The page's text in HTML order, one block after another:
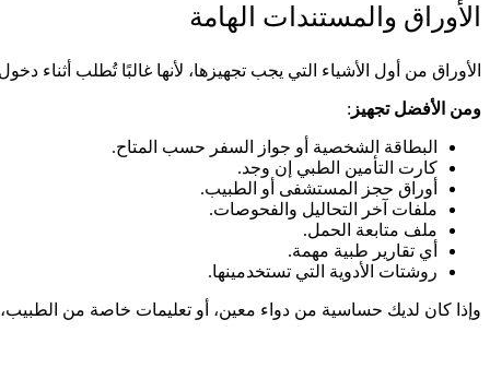
الأوراق والمستندات الهامة
الأوراق من أول الأشياء التي يجب تجهيزها، لأنها غالبًا تُطلب
ومن الأفضل تجهيز :
البطاقة الشخصية أو جواز السفر حسب المتاح.
كارت التأمين الطبي إن وجد.
أوراق حجز المستشفى أو الطبيب.
ملفات آخر التحاليل والفحوصات.
ملف متابعة الحمل.
أي تقارير طبية مهمة.
روشتات الأدوية التي تستخدمينها.
وإذا كان لديك حساسية من دواء معين، أو تعليمات خاصة من